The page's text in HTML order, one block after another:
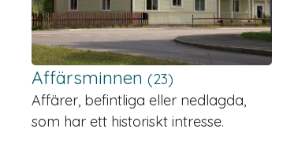
Affärsminnen (23)
Affärer, befintliga eller nedlagda,
som har ett historiskt intresse.